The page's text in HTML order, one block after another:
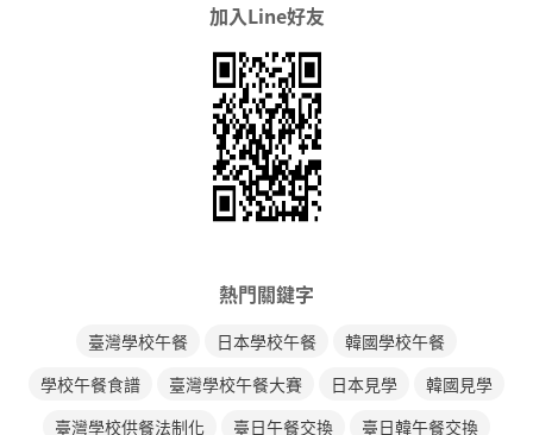
加入Line好友
熱門關鍵字
臺灣學校午餐 日本學校午餐
韓國學校午餐
學校午餐食譜
臺灣學校午餐大賽 日本見學
韓國見學
臺灣學校供餐法制化
臺日午餐交換 臺日韓午餐交換